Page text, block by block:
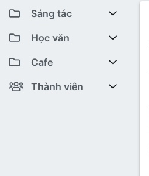
Bài viết mới
Có gì mới
Featured content
Bài viết mới
Youtube VHT News
Youtube VHT
Tiktok
Sáng tác
Cuộc thi viết
Trại sáng tác
Liên hệ BTC
Học văn
Lớp 12
Lớp 11
Cafe
Cafe Văn chương
Thành viên